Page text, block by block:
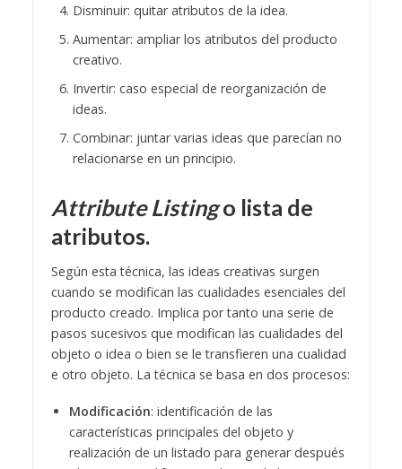
Disminuir: quitar atributos de la idea.
Aumentar: ampliar los atributos del producto
creativo.
Invertir: caso especial de reorganización de
ideas.
Combinar: juntar varias ideas que parecían no
relacionarse en un principio.
Attribute Listingo lista de
atributos.
Según esta técnica, las ideas creativas surgen
cuando se modifican las cualidades esenciales del
producto creado. Implica por tanto una serie de
pasos sucesivos que modifican las cualidades del
objeto o idea o bien se le transfieren una cualidad
e otro objeto. La técnica se basa en dos procesos:
Modificación: identificación de las
características principales del objeto y
realización de un listado para generar después